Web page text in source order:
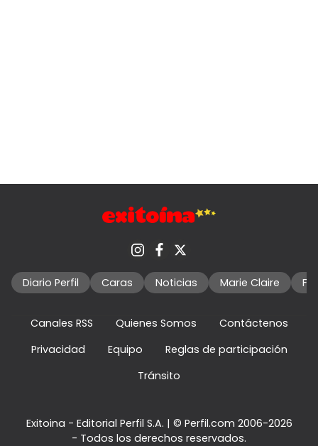
Diario Perfil Caras Noticias Marie Claire
Canales RSS Quienes Somos
Contáctenos
Privacidad
Equipo
Reglas de participación
Tránsito
Exitoina - Editorial Perfil S.A. | © Perfil.com 2006-2026
- Todos los derechos reservados.